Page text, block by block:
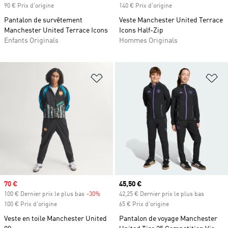
90 € Prix d'origine
Pantalon de survêtement
Manchester United Terrace Icons
Enfants Originals
140 € Prix d'origine
Veste Manchester United Terrace
Icons Half-Zip
Hommes Originals
Ajouter à la Liste de produits
Prix soldé
70 €
100 € Dernier prix le plus bas -30%
100 € Prix d'origine
Veste en toile Manchester United
Prix actuel
45,50 €
42,25 € Dernier prix le plus bas
65 € Prix d'origine
Pantalon de voyage Manchester